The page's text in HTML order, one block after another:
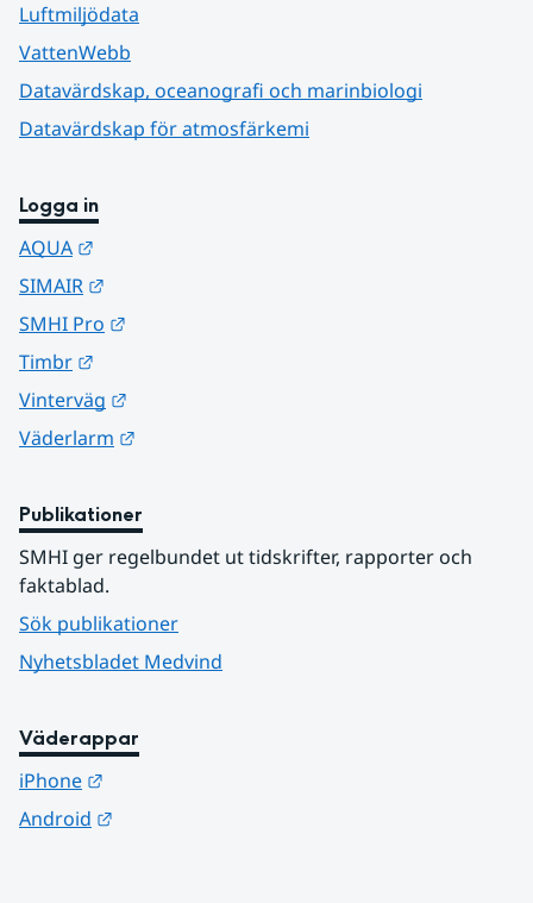
Luftmiljödata
VattenWebb
Datavärdskap, oceanografi och marinbiologi
Datavärdskap för atmosfärkemi
Logga in
AQUA
SIMAIR
SMHI Pro
Timbr
Vinterväg
Väderlarm
Publikationer
SMHI ger regelbundet ut tidskrifter, rapporter och
faktablad.
Sök publikationer
Nyhetsbladet Medvind
Väderappar
iPhone
Android